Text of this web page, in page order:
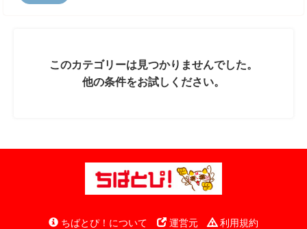
このカテゴリーは見つかりませんでした。
他の条件をお試しください。
ちばとぴ！について 運営元
利用規約